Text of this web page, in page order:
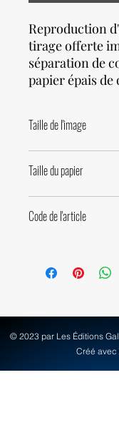
Reproduction
tirage offerte
séparation de
papier épais de
Taille de l'image
Taille du papier
Code de l'article
© 2023 par Les Éditions
Créé avec